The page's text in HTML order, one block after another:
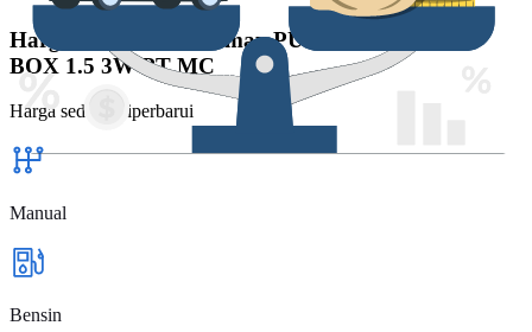
Harga Daihatsu Granmax PU
BOX 1.5 3W PT MC
Harga sedang diperbarui
Manual
Bensin